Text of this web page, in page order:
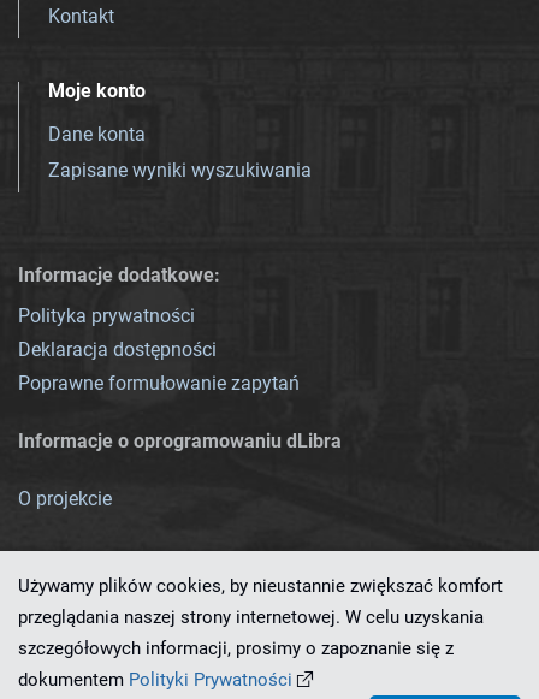
Kontakt
Moje konto
Dane konta
Zapisane wyniki wyszukiwania
Informacje dodatkowe:
Polityka prywatności
Deklaracja dostępności
Poprawne formułowanie zapytań
Informacje o oprogramowaniu dLibra
O projekcie
Ten serwis działa dzięki oprogramowaniu
Używamy plików cookies, by nieustannie zwiększać komfort
przeglądania naszej strony internetowej. W celu uzyskania
szczegółowych informacji, prosimy o zapoznanie się z
dokumentem Polityki Prywatności